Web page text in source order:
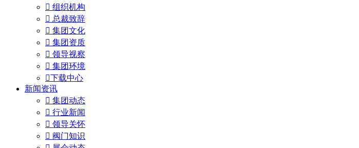
 组织机构
 总裁致辞
 集团文化
 集团资质
 领导视察
 集团环境
下载中心
新闻资讯
 集团动态
 行业新闻
 领导关怀
 阀门知识